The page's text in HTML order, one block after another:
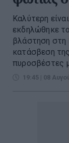
Καλύτερη
εκδηλώθηκε
βλάστηση στη
κατάσβεση
πυροσβέστες
19:45 | 08